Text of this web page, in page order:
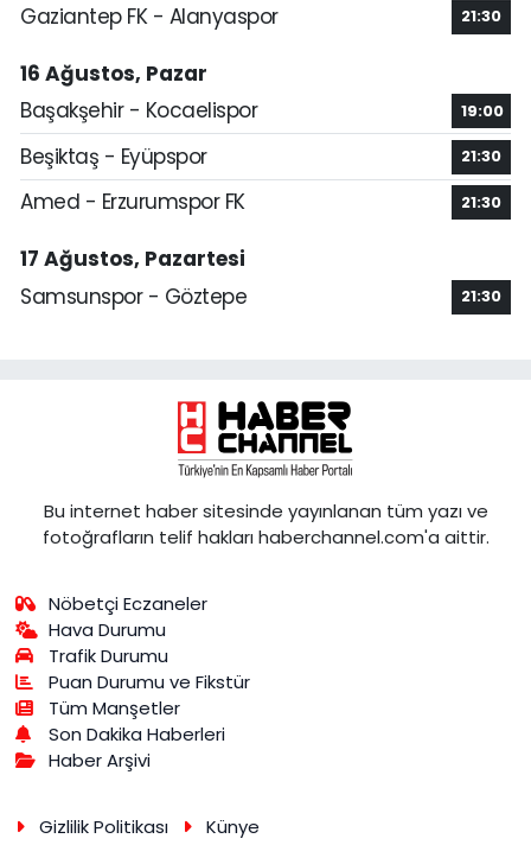
Gaziantep FK - Alanyaspor 21:30
16 Ağustos, Pazar
Başakşehir - Kocaelispor
19:00
Beşiktaş - Eyüpspor 21:30
Amed - Erzurumspor FK 21:30
17 Ağustos, Pazartesi
Samsunspor - Göztepe
21:30
Bu internet haber sitesinde yayınlanan tüm yazı ve
fotoğrafların telif hakları haberchannel.com'a aittir.
Nöbetçi Eczaneler
Hava Durumu
Trafik Durumu
Puan Durumu ve Fikstür
Tüm Manşetler
Son Dakika Haberleri
Haber Arşivi
Gizlilik Politikası Künye